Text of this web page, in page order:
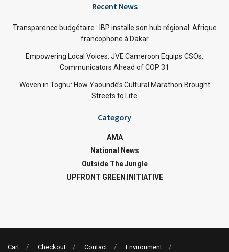
Recent News
Transparence budgétaire : IBP installe son hub régional Afrique
francophone à Dakar
Empowering Local Voices: JVE Cameroon Equips CSOs,
Communicators Ahead of COP 31
Woven in Toghu: How Yaoundé’s Cultural Marathon Brought
Streets to Life
Category
AMA
National News
Outside The Jungle
UPFRONT GREEN INITIATIVE
Cart Checkout Contact Environment